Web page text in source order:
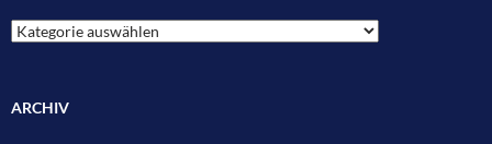
Kategorien
ARCHIV